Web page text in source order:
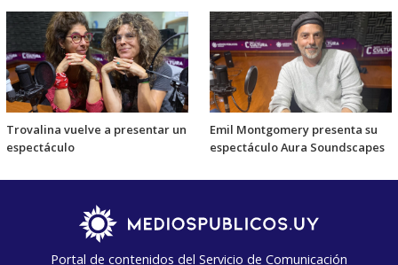
Trovalina vuelve a presentar un
espectáculo
Emil Montgomery presenta su
espectáculo Aura Soundscapes
Portal de contenidos del Servicio de Comunicación